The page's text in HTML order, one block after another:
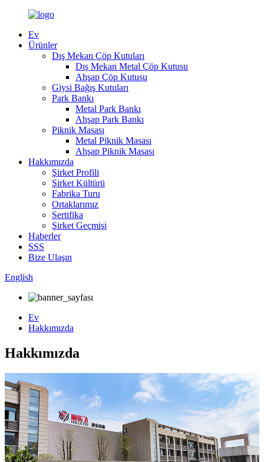
Ev
Ürünler
Dış Mekan Çöp Kutuları
Dış Mekan Metal Çöp Kutusu
Ahşap Çöp Kutusu
Giysi Bağış Kutuları
Park Bankı
Metal Park Bankı
Ahşap Park Bankı
Piknik Masası
Metal Piknik Masası
Ahşap Piknik Masası
Hakkımızda
Şirket Profili
Şirket Kültürü
Fabrika Turu
Ortaklarımız
Sertifika
Şirket Geçmişi
Haberler
SSS
Bize Ulaşın
English
Ev
Hakkımızda
Hakkımızda